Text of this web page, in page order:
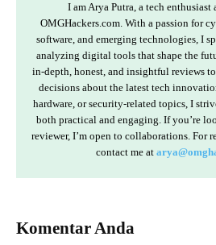
I am Arya Putra, a tech
OMGHackers.com. With a passion for
software, and emerging technologies, I
analyzing digital tools that shape the
in-depth, honest, and insightful reviews
decisions about the latest tech
hardware, or security-related topics, I
both practical and engaging. If you’re
reviewer, I’m open to collaborations. For
contact me at
Komentar Anda